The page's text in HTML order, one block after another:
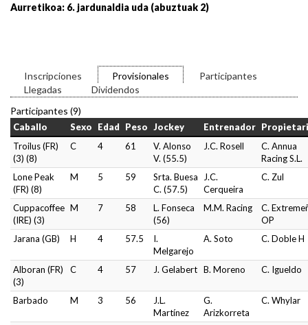
Aurretikoa: 6. jardunaldia uda (abuztuak 2)
Inscripciones Provisionales
Participantes
Llegadas
Dividendos
Participantes (9)
Caballo Sexo Edad Peso Jockey Entrenador
Troilus (FR)
(3) (8)
C 4 61
V. Alonso
V. (55.5)
J.C. Rosell
C. Annua
Racing S.L.
Lone Peak
(FR) (8)
M 5 59
Srta. Buesa
C. (57.5)
J.C.
Cerqueira
C. Zul
Cuppacoffee
(IRE) (3)
M 7 58
L. Fonseca
(56)
M.M. Racing
C.
OP
Jarana (GB)
H 4 57.5
I.
Melgarejo
A. Soto C. Doble H
Alboran (FR)
(3)
C 4 57 J. Gelabert B. Moreno C. Igueldo
Barbado M 3 56
J.L.
Martínez
G.
Arizkorreta
C. Whylar